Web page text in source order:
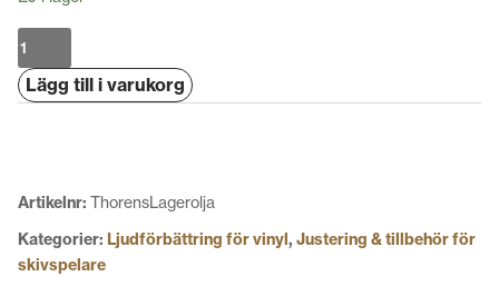
Thorens
Lagerolja
mängd
Lägg till i varukorg
Artikelnr: ThorensLagerolja
Kategorier: Ljudförbättring för vinyl, Justering & tillbehör för
skivspelare